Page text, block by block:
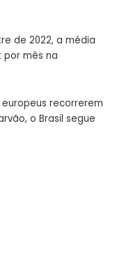
de 2022, a média
por mês na
recorrerem
o Brasil segue